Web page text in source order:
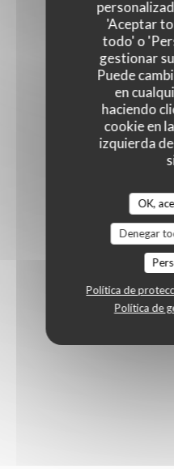
'Aceptar
todo' o
gestionar
Puede
en
haciendo
cookie en
izquierda
OK,
Denegar
Política de
Política de